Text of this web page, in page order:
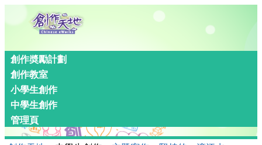
創作奬勵計劃
創作教室
小學生創作
中學生創作
管理頁